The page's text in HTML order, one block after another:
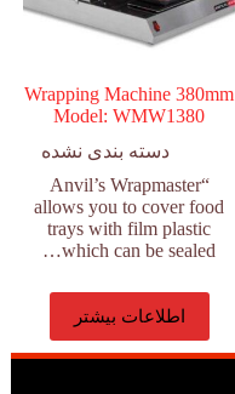
Wrapping Machine 380mm
Model: WMW1380
دسته بندی نشده
“Anvil’s Wrapmaster
allows you to cover food
trays with film plastic
which can be sealed…
اطلاعات بیشتر